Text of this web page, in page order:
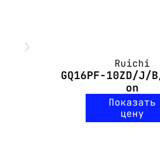
Ruichi
GQ16PF-10ZD/
on
Показать
цену